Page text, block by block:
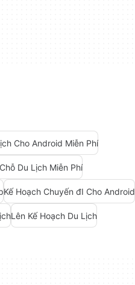
Cho Android Miễn Phí
Du Lịch Miễn Phí
Kế Hoạch Chuyến đI Cho Android
Lên Kế Hoạch Du Lịch